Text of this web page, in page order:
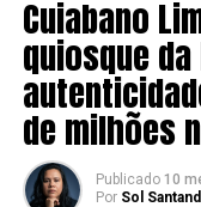
Cuiabano
quiosque
de milhões
Publicado 10
Por Sol